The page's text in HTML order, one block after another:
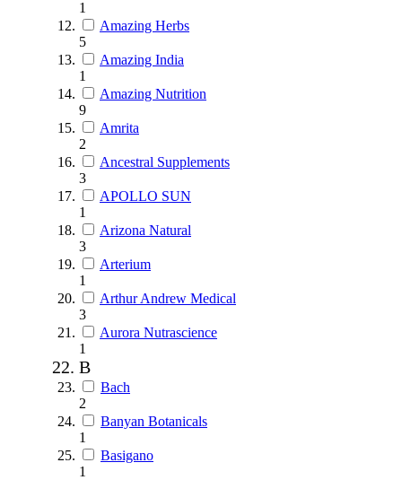
1
Amazing Herbs
5
Amazing India
1
Amazing Nutrition
9
Amrita
2
Ancestral Supplements
3
APOLLO SUN
1
Arizona Natural
3
Arterium
1
Arthur Andrew Medical
3
Aurora Nutrascience
1
B
Bach
2
Banyan Botanicals
1
Basigano
1